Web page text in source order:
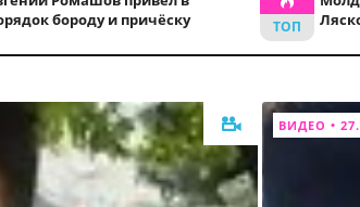
бороду и причёску
ВИДЕО •